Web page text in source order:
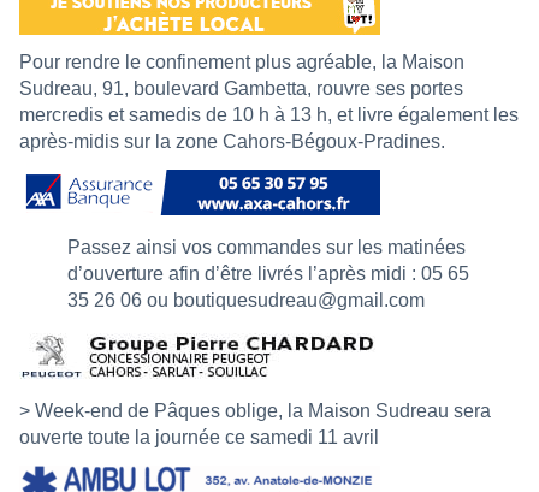
Pour rendre le confinement plus agréable, la Maison
Sudreau, 91, boulevard Gambetta, rouvre ses portes
mercredis et samedis de 10 h à 13 h, et livre également les
après-midis sur la zone Cahors-Bégoux-Pradines.
Passez ainsi vos commandes sur les matinées
d’ouverture afin d’être livrés l’après midi : 05 65
35 26 06 ou boutiquesudreau@gmail.com
> Week-end de Pâques oblige, la Maison Sudreau sera
ouverte toute la journée ce samedi 11 avril